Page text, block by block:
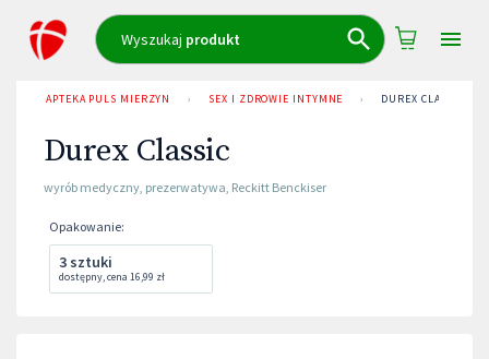
Wyszukaj produkt
APTEKA PULS MIERZYN › SEX I ZDROWIE INTYMNE › DUREX CLASSIC
Durex Classic
wyrób medyczny, prezerwatywa, Reckitt Benckiser
Opakowanie:
3 sztuki
dostępny,cena 16,99 zł